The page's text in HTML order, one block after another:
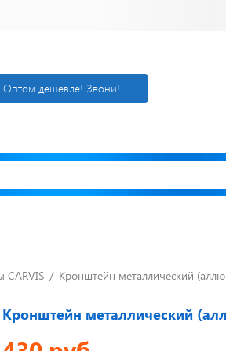
Оптом дешевле! Звони!
Акции. Скидки.
Узнать подробнее...
CARVIS Кронштейн металлический
Кронштейн металлический